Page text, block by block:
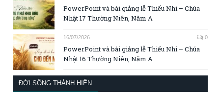
PowerPoint và bài giảng lễ Thiếu Nhi – Chúa
Nhật 17 Thường Niên, Năm A
16/07/2026 0
PowerPoint và bài giảng lễ Thiếu Nhi – Chúa
Nhật 16 Thường Niên, Năm A
ĐỜI SỐNG THÁNH HIẾN